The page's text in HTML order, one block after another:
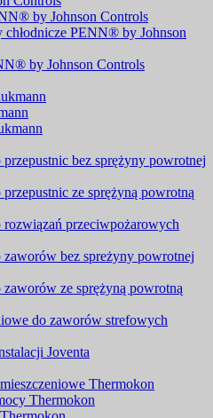
by Johnson Controls
chłodnicze PENN® by Johnson
by Johnson Controls
przepustnic bez sprężyny powrotnej
ze sprężyną powrotną
rozwiązań przeciwpożarowych
zaworów bez spreżyny powrotnej
zaworów ze sprężyną powrotną
do zaworów strefowych
Joventa
Thermokon
Thermokon